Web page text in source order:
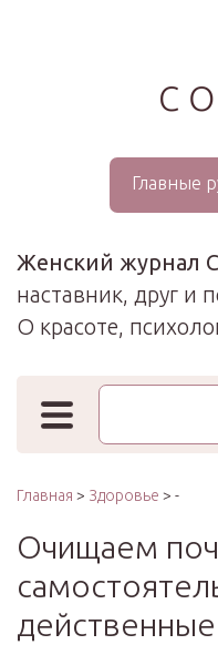
Главные
Женский журнал
наставник, друг и
О красоте,
Поиск по сайту
Главная > Здоровье > -
Очищаем